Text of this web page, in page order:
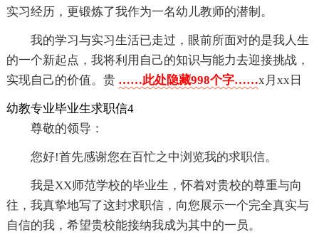
实习经历，更锻炼了我作为一名幼儿教师的潜制。
我的学习与实习生活已走过，眼前所面对的是我人生
的一个新起点，我将利用自己的知识与能力去迎接挑战，
实现自己的价值。贵 ……此处隐藏998个字……x月xx日
幼教专业毕业生求职信4
尊敬的领导：
您好!首先感谢您在百忙之中浏览我的求职信。
我是XX师范学校的毕业生，怀着对贵校的尊重与向
往，我真挚地写了这封求职信，向您展示一个完全真实与
自信的我，希望贵校能接纳我成为其中的一员。